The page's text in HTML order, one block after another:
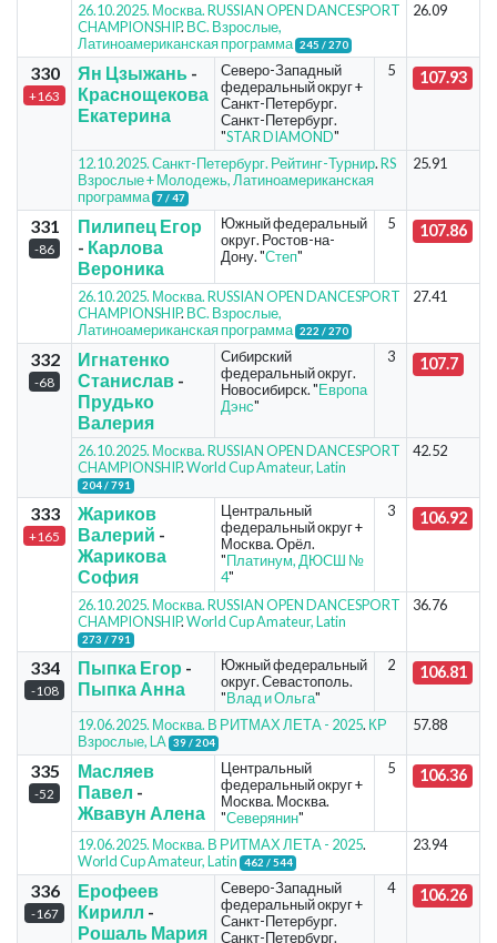
26.10.2025. Москва. RUSSIAN OPEN DANCESPORT
CHAMPIONSHIP. ВС. Взрослые,
Латиноамериканская программа 245 / 270
26.09
330
+163
Ян Цзыжань-
Краснощекова
Екатерина
Северо-Западный
федеральный округ +
Санкт-Петербург.
Санкт-Петербург.
"STAR DIAMOND"
5 107.93
12.10.2025. Санкт-Петербург. Рейтинг-Турнир.RS
Взрослые + Молодежь, Латиноамериканская
программа 7 / 47
25.91
331
-86
Пилипец Егор
- Карлова
Вероника
Южный федеральный
округ. Ростов-на-
Дону. "Степ"
5 107.86
26.10.2025. Москва. RUSSIAN OPEN DANCESPORT
CHAMPIONSHIP. ВС. Взрослые,
Латиноамериканская программа 222 / 270
27.41
332
-68
Игнатенко
Станислав-
Прудько
Валерия
Сибирский
федеральный округ.
Новосибирск. "Европа
Дэнс"
3 107.7
26.10.2025. Москва. RUSSIAN OPEN DANCESPORT
CHAMPIONSHIP.World Cup Amateur, Latin
204 / 791
42.52
333
+165
Жариков
Валерий -
Жарикова
София
Центральный
федеральный округ +
Москва. Орёл.
"Платинум, ДЮСШ №
4"
3 106.92
26.10.2025. Москва. RUSSIAN OPEN DANCESPORT
CHAMPIONSHIP.World Cup Amateur, Latin
273 / 791
36.76
334
-108
Пыпка Егор -
Пыпка Анна
Южный федеральный
округ. Севастополь.
"Влад и Ольга"
2 106.81
19.06.2025. Москва. В РИТМАХ ЛЕТА - 2025. КР
Взрослые, LA 39 / 204
57.88
335
-52
Масляев
Павел -
Жвавун Алена
Центральный
федеральный округ +
Москва. Москва.
"Северянин"
5 106.36
19.06.2025. Москва. В РИТМАХ ЛЕТА - 2025.
World Cup Amateur, Latin
462 / 544
23.94
336
-167
Ерофеев
Кирилл -
Рошаль Мария
Северо-Западный
федеральный округ +
Санкт-Петербург.
Санкт-Петербург.
4 106.26